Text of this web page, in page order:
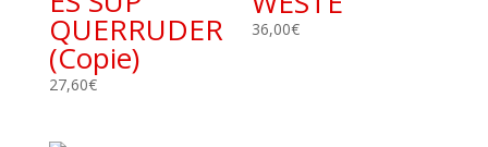
QUERRUDER
(Copie)
27,60€
36,00€